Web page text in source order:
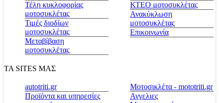
Τέλη κυκλοφορίας
μοτοσυκλέτας
Τιμές διοδίων
μοτοσυκλέτας
Μεταβίβαση
μοτοσυκλέτας
ΚΤΕΟ μοτοσυκλέτας
Ανακύκλωση
μοτοσυκλέτας
Επικοινωνία
ΤΑ SITES ΜΑΣ
autotriti.gr
Προϊόντα και υπηρεσίες
Μοτοσικλέτα - mototriti.gr
Αγγελιες